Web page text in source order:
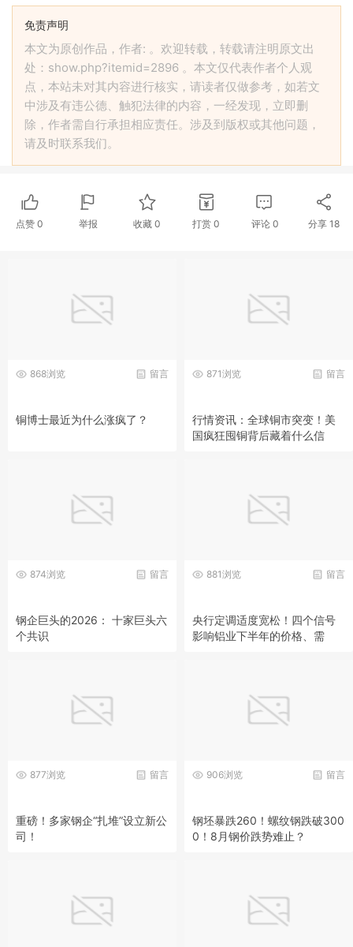
免责声明
本文为原创作品，作者: 。欢迎转载，转载请注明原文出
处：show.php?itemid=2896 。本文仅代表作者个人观
点，本站未对其内容进行核实，请读者仅做参考，如若文
中涉及有违公德、触犯法律的内容，一经发现，立即删
除，作者需自行承担相应责任。涉及到版权或其他问题，
请及时联系我们。
点赞 0 举报 收藏0 打赏 0 评论 0 分享 18
留言
868浏览
铜博士最近为什么涨疯了？
留言
871浏览
行情资讯：全球铜市突变！美
国疯狂囤铜背后藏着什么信
留言
874浏览
钢企巨头的2026： 十家巨头六
个共识
留言
881浏览
央行定调适度宽松！四个信号
影响铝业下半年的价格、需
留言
877浏览
重磅！多家钢企“扎堆”设立新公
司！
留言
906浏览
钢坯暴跌260！螺纹钢跌破300
0！8月钢价跌势难止？